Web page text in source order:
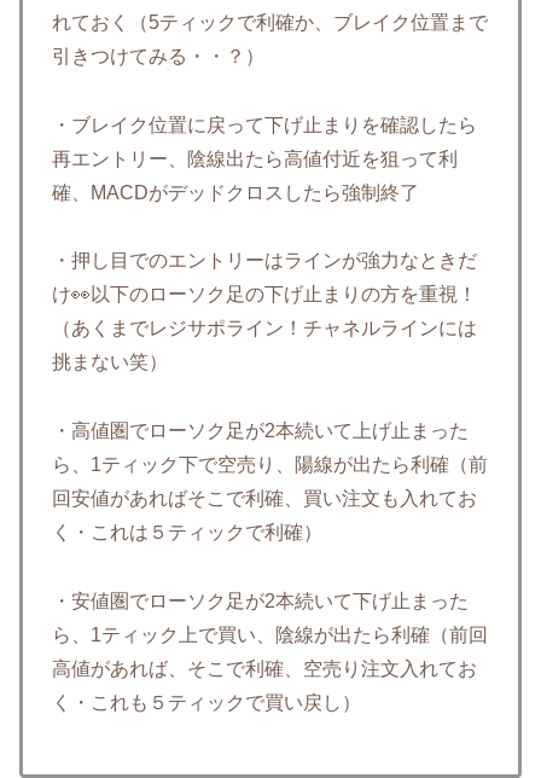
れておく（5ティックで利確か、ブレイク位置まで
引きつけてみる・・？）
・ブレイク位置に戻って下げ止まりを確認したら
再エントリー、陰線出たら高値付近を狙って利
確、MACDがデッドクロスしたら強制終了
・押し目でのエントリーはラインが強力なときだ
け👀以下のローソク足の下げ止まりの方を重視！
（あくまでレジサポライン！チャネルラインには
挑まない笑）
・高値圏でローソク足が2本続いて上げ止まった
ら、1ティック下で空売り、陽線が出たら利確（前
回安値があればそこで利確、買い注文も入れてお
く・これは５ティックで利確）
・安値圏でローソク足が2本続いて下げ止まった
ら、1ティック上で買い、陰線が出たら利確（前回
高値があれば、そこで利確、空売り注文入れてお
く・これも５ティックで買い戻し）